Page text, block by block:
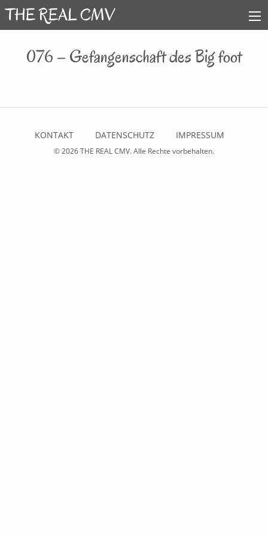
076 – Gefangenschaft des Big foot
KONTAKT DATENSCHUTZ IMPRESSUM
© 2026THE REAL CMV. Alle Rechte vorbehalten.